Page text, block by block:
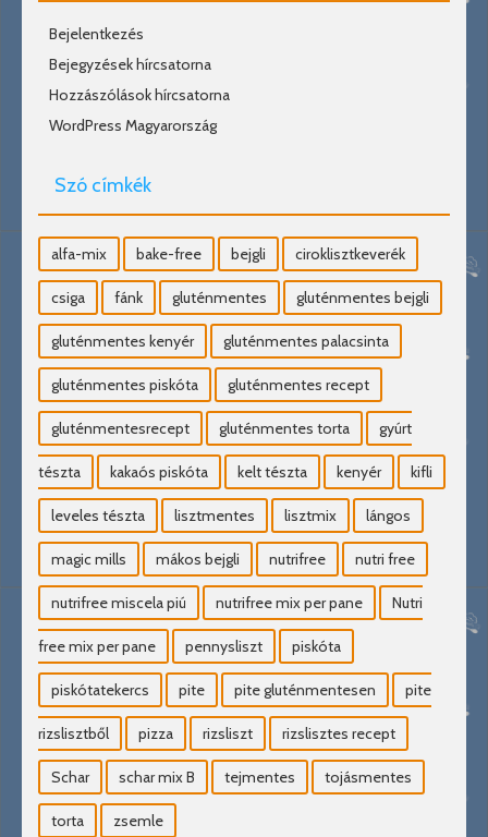
Bejelentkezés
Bejegyzések hírcsatorna
Hozzászólások hírcsatorna
WordPress Magyarország
Szó címkék
alfa-mix bake-free bejgli ciroklisztkeverék
csiga fánk gluténmentes gluténmentes bejgli
gluténmentes kenyér gluténmentes palacsinta
gluténmentes piskóta gluténmentes recept
gluténmentesrecept gluténmentes torta gyúrt
tészta kakaós piskóta kelt tészta kenyér kifli
leveles tészta lisztmentes lisztmix lángos
magic mills mákos bejgli nutrifree nutri free
nutrifree miscela piú nutrifree mix per pane Nutri
free mix per pane pennysliszt piskóta
piskótatekercs pite pite gluténmentesen pite
rizslisztből pizza rizsliszt rizslisztes recept
Schar schar mix B tejmentes tojásmentes
torta zsemle